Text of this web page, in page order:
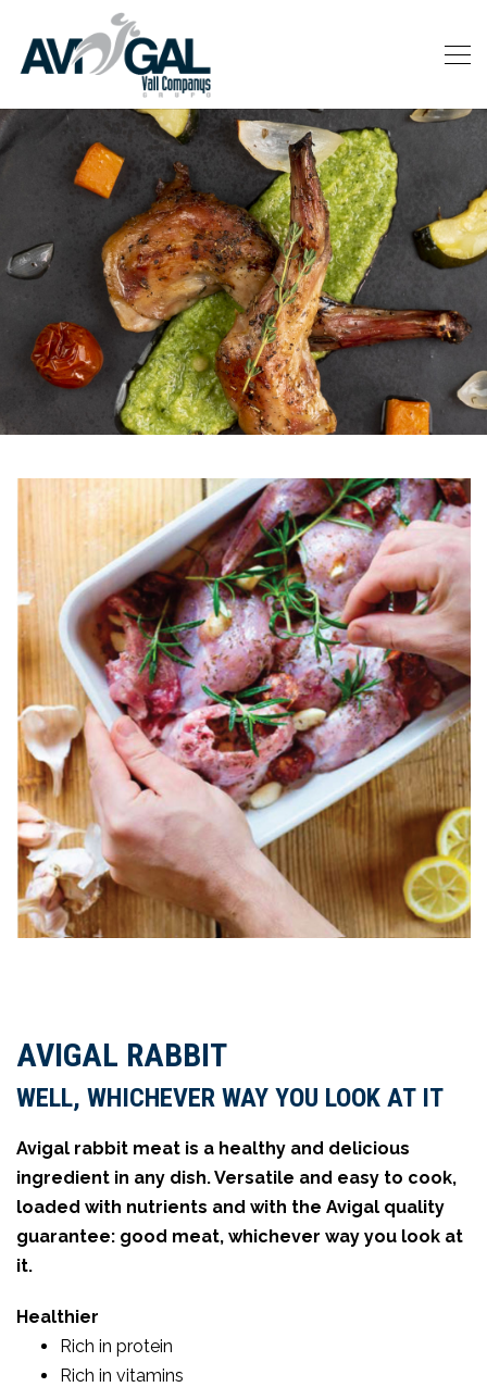
AVIGAL RABBIT
WELL, WHICHEVER WAY YOU LOOK AT IT
Avigal rabbit meat is a healthy and delicious
ingredient in any dish. Versatile and easy to cook,
loaded with nutrients and with the Avigal quality
guarantee: good meat, whichever way you look at
it.
Healthier
Rich in protein
Rich in vitamins